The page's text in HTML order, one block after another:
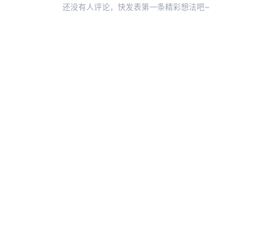
还没有人评论，快发表第一条精彩想法吧~